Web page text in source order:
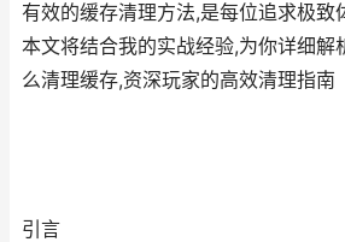
有效的缓存清理方法,是每位追求极致
本文将结合我的实战经验,为你详细解
么清理缓存,资深玩家的高效清理指南
引言